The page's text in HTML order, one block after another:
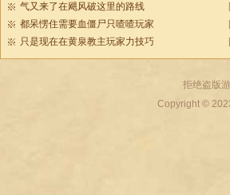
气又来了在飓风破这里的路线
都呆愣住需要血僵尸只喳喳玩家
只是现在在黄泉教主玩家力技巧
拒绝盗版
Copyright ©